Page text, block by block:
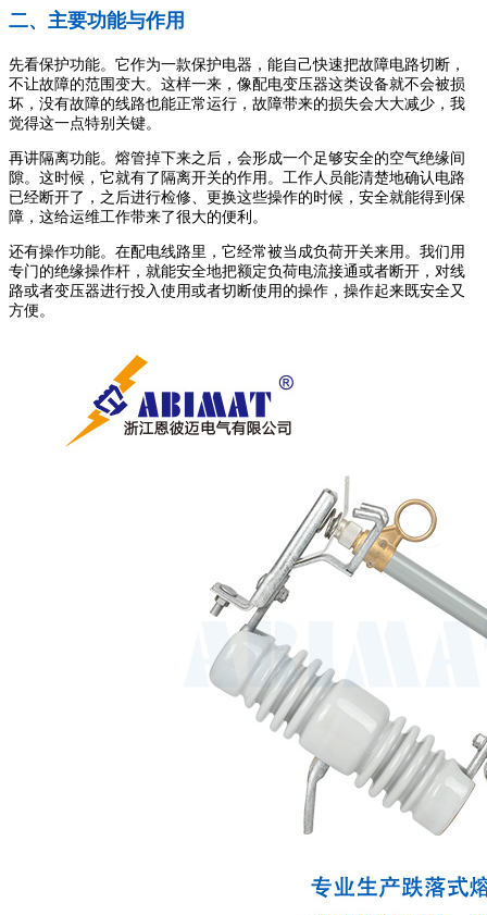
二、主要功能与作用
先看保护功能。它作为一款保护电器，能自己快速把故障电路切断，
不让故障的范围变大。这样一来，像配电变压器这类设备就不会被损
坏，没有故障的线路也能正常运行，故障带来的损失会大大减少，我
觉得这一点特别关键。
再讲隔离功能。熔管掉下来之后，会形成一个足够安全的空气绝缘间
隙。这时候，它就有了隔离开关的作用。工作人员能清楚地确认电路
已经断开了，之后进行检修、更换这些操作的时候，安全就能得到保
障，这给运维工作带来了很大的便利。
还有操作功能。在配电线路里，它经常被当成负荷开关来用。我们用
专门的绝缘操作杆，就能安全地把额定负荷电流接通或者断开，对线
路或者变压器进行投入使用或者切断使用的操作，操作起来既安全又
方便。